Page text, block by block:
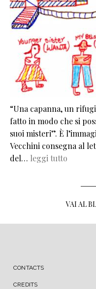
“Una capanna, un
fatto in modo che si
suoi misteri”. È
Vecchini consegna al
del… leggi tutto
VAI AL
MENU FOOTER
CONTACTS
CREDITS